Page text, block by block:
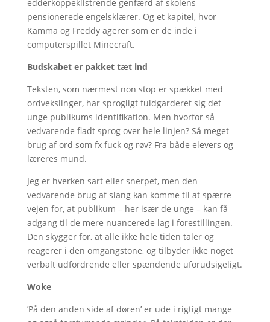
edderkoppeklistrende genfærd af skolens
pensionerede engelsklærer. Og et kapitel, hvor
Kamma og Freddy agerer som er de inde i
computerspillet Minecraft.
Budskabet er pakket tæt ind
Teksten, som nærmest non stop er spækket med
ordvekslinger, har sprogligt fuldgarderet sig det
unge publikums identifikation. Men hvorfor så
vedvarende fladt sprog over hele linjen? Så meget
brug af ord som fx fuck og røv? Fra både elevers og
læreres mund.
Jeg er hverken sart eller snerpet, men den
vedvarende brug af slang kan komme til at spærre
vejen for, at publikum – her især de unge – kan få
adgang til de mere nuancerede lag i forestillingen.
Den skygger for, at alle ikke hele tiden taler og
reagerer i den omgangstone, og tilbyder ikke noget
verbalt udfordrende eller spændende uforudsigeligt.
Woke
’På den anden side af døren’ er ude i rigtigt mange